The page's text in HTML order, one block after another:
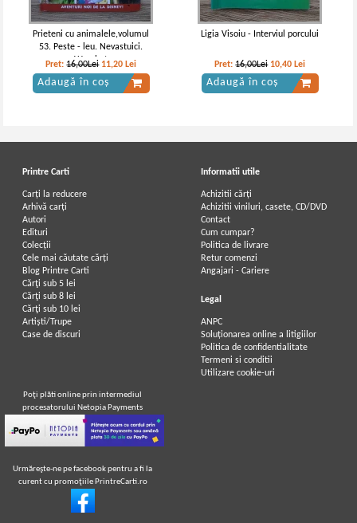
Prieteni cu animalele,volumul
53. Peste - leu. Nevastuici.
Wombat
Pret:16,00Lei 11,20 Lei
Adaugă în coș
Ligia Visoiu - Interviul porcului
Pret:16,00Lei 10,40 Lei
Adaugă în coș
Printre Carti
Carți la reducere
Arhivă carți
Autori
Edituri
Colecții
Cele mai căutate cărți
Blog Printre Carti
Cărţi sub 5 lei
Cărţi sub 8 lei
Cărţi sub 10 lei
Artiști/Trupe
Case de discuri
Informatii utile
Achizitii cărți
Achizitii viniluri, casete, CD/DVD
Contact
Cum cumpar?
Politica de livrare
Retur comenzi
Angajari - Cariere
Legal
ANPC
Soluționarea online a litigiilor
Politica de confidentialitate
Termeni si conditii
Utilizare cookie-uri
Poţi plăti online prin intermediul
procesatorului Netopia Payments
Urmăreşte-ne pe facebook pentru a fi la
curent cu promoţiile PrintreCarti.ro